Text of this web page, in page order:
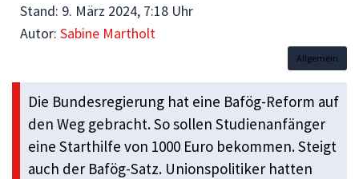
Stand: 9. März 2024, 7:18 Uhr
Autor: Sabine Martholt
Allgemein
Die Bundesregierung hat eine Bafög-Reform auf
den Weg gebracht. So sollen Studienanfänger
eine Starthilfe von 1000 Euro bekommen. Steigt
auch der Bafög-Satz. Unionspolitiker hatten